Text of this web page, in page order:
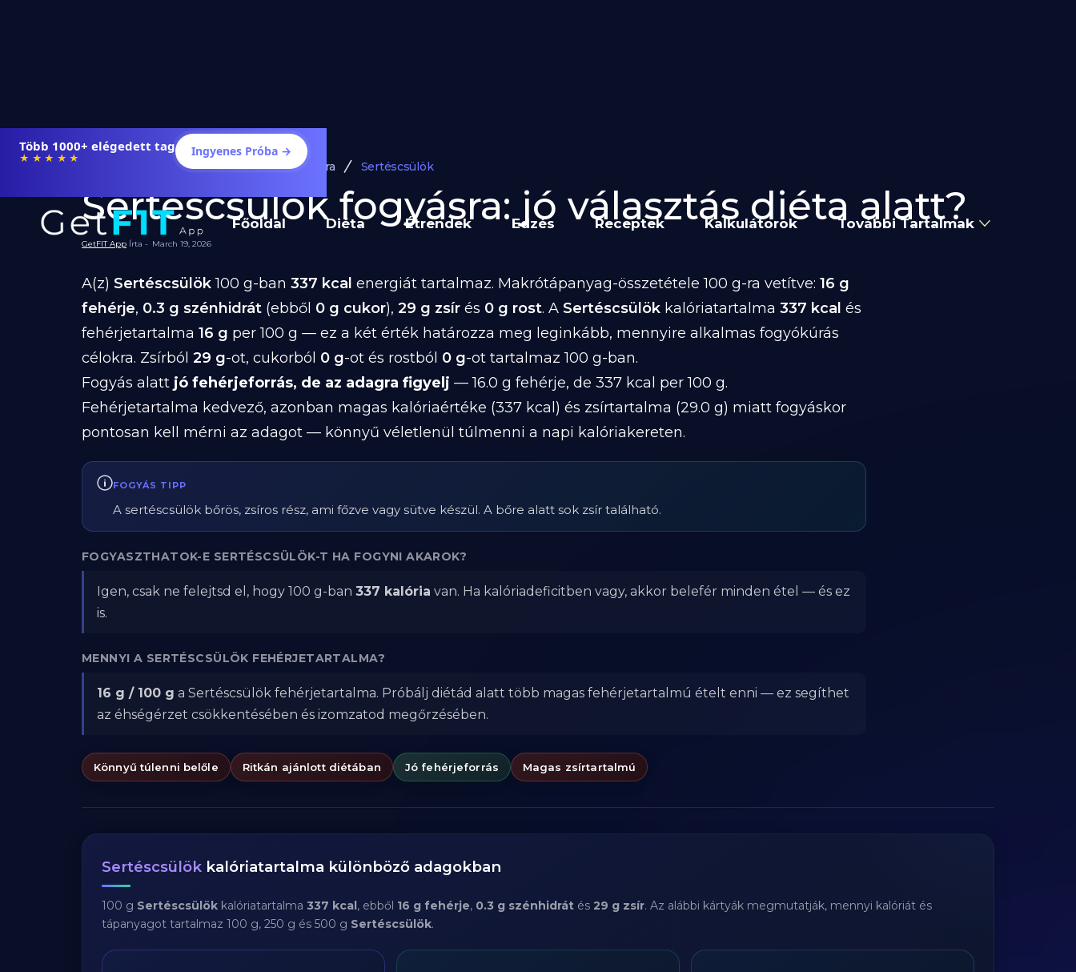
Több 1000+ elégedett tag
★★★★★ Ingyenes Próba →
Főoldal Diéta Étrendek Edzés Receptek Kalkulátorok További Tartalmak
Diéta és Étrend Ételek Fogyásra Sertéscsülök
Sertéscsülök fogyásra: jó választás diéta alatt?
GetFIT App Írta - March 19, 2026
A(z) Sertéscsülök100 g-ban 337 kcal energiát tartalmaz. Makrótápanyag-összetétele 100 g-ra vetítve: 16 g
fehérje, 0.3 g szénhidrát (ebből 0 g cukor), 29 g zsír és 0 g rost. A Sertéscsülök kalóriatartalma 337 kcal és
fehérjetartalma 16 g per 100 g — ez a két érték határozza meg leginkább, mennyire alkalmas fogyókúrás
célokra. Zsírból 29 g-ot, cukorból 0 g-ot és rostból 0 g-ot tartalmaz 100 g-ban.
Fogyás alatt jó fehérjeforrás, de az adagra figyelj — 16.0 g fehérje, de 337 kcal per 100 g.
Fehérjetartalma kedvező, azonban magas kalóriaértéke (337 kcal) és zsírtartalma (29.0 g) miatt fogyáskor
pontosan kell mérni az adagot — könnyű véletlenül túlmenni a napi kalóriakereten.
FOGYÁS TIPP
A sertéscsülök bőrös, zsíros rész, ami főzve vagy sütve készül. A bőre alatt sok zsír található.
FOGYASZTHATOK-E SERTÉSCSÜLÖK-T HA FOGYNI AKAROK?
Igen, csak ne felejtsd el, hogy 100 g-ban 337 kalória van. Ha kalóriadeficitben vagy, akkor belefér minden étel — és ez
is.
MENNYI A SERTÉSCSÜLÖK FEHÉRJETARTALMA?
16 g / 100 g a Sertéscsülök fehérjetartalma. Próbálj diétád alatt több magas fehérjetartalmú ételt enni — ez segíthet
az éhségérzet csökkentésében és izomzatod megőrzésében.
Könnyű túlenni belőle Ritkán ajánlott diétában Jó fehérjeforrás Magas zsírtartalmú
Sertéscsülök kalóriatartalma különböző adagokban
100 g Sertéscsülök kalóriatartalma 337 kcal, ebből 16 g fehérje, 0.3 g szénhidrát és 29 g zsír. Az alábbi kártyák megmutatják, mennyi kalóriát és
tápanyagot tartalmaz 100 g, 250 g és 500 g Sertéscsülök.